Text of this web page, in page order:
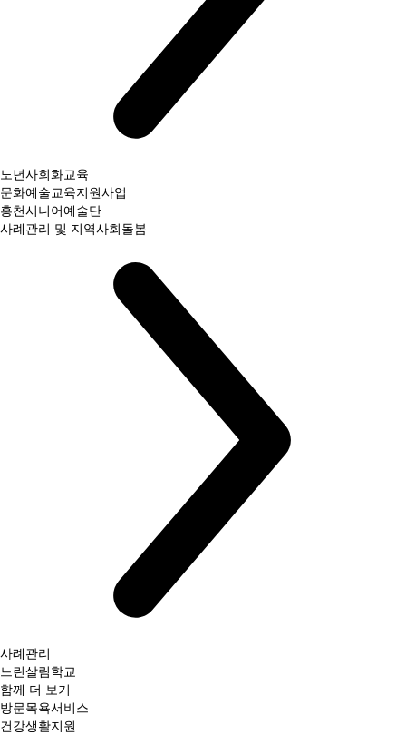
노년사회화교육
문화예술교육지원사업
홍천시니어예술단
사례관리 및 지역사회돌봄
사례관리
느린살림학교
함께 더 보기
방문목욕서비스
건강생활지원